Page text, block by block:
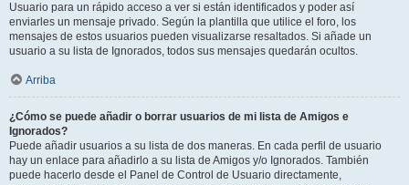
Usuario para un rápido acceso a ver si están identificados y poder así
enviarles un mensaje privado. Según la plantilla que utilice el foro, los
mensajes de estos usuarios pueden visualizarse resaltados. Si añade un
usuario a su lista de Ignorados, todos sus mensajes quedarán ocultos.
Arriba
¿Cómo se puede añadir o borrar usuarios de mi lista de Amigos e
Ignorados?
Puede añadir usuarios a su lista de dos maneras. En cada perfil de usuario
hay un enlace para añadirlo a su lista de Amigos y/o Ignorados. También
puede hacerlo desde el Panel de Control de Usuario directamente,